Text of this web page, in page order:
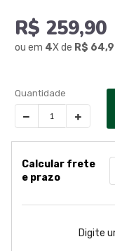
R$ 259,90
ou em 4X de R$
Calcular frete
e prazo
Digite